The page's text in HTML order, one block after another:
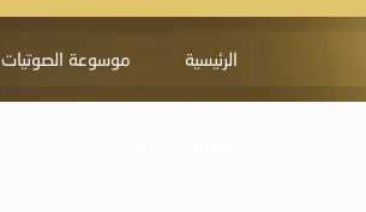
الرئيسية موسوعة الصوتيات